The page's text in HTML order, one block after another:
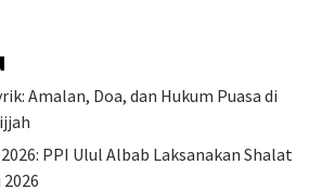
Amalan, Doa, dan Hukum Puasa di
PPI Ulul Albab Laksanakan Shalat